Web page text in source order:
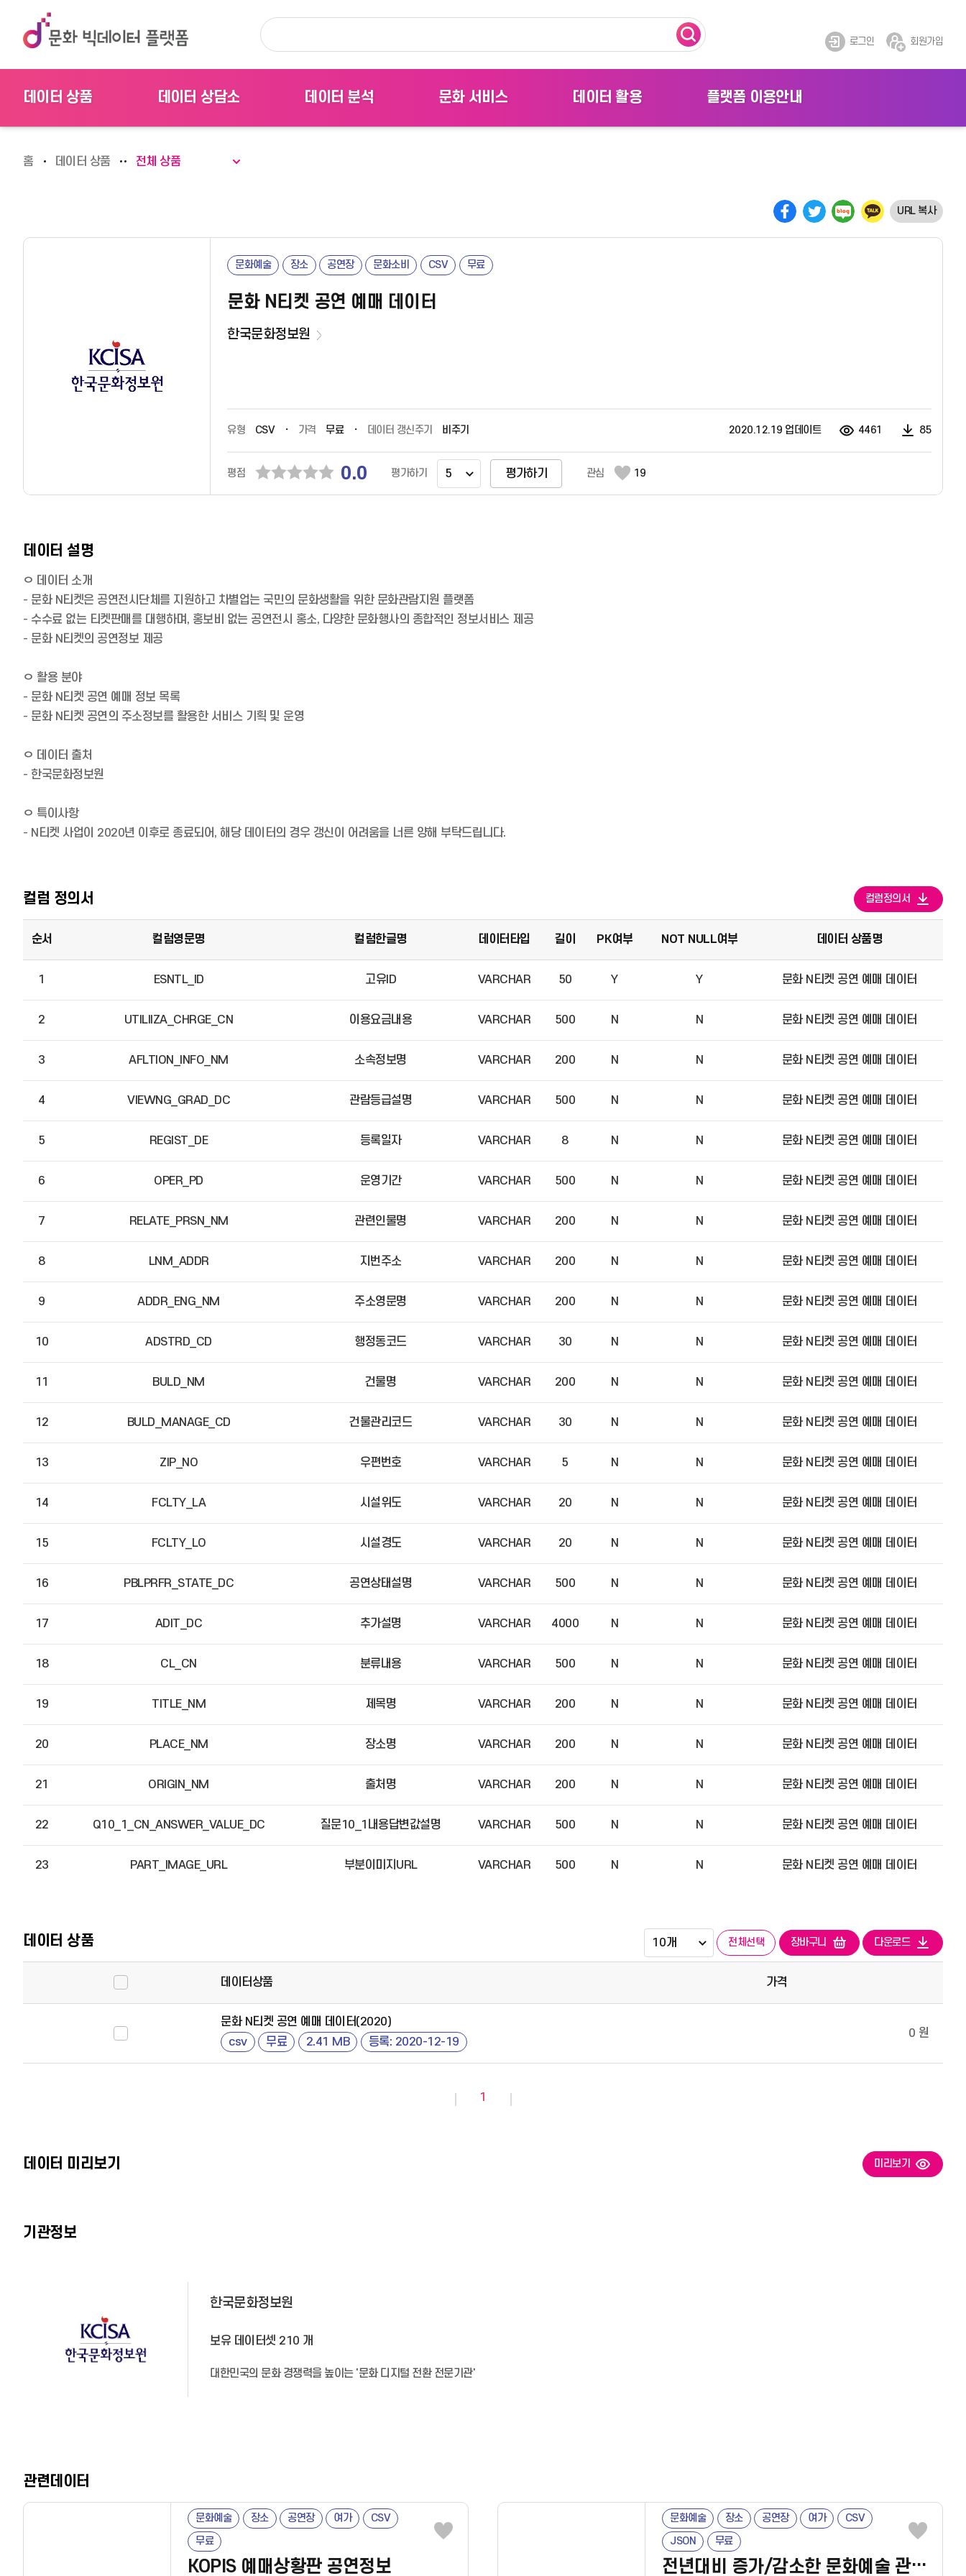
로그인 회원가입
데이터 상품
데이터 리포트
데이터 상담소
데이터 문의
데이터 분석 문화 서비스 데이터 활용 플랫폼 이용안내
홈 데이터 상품 전체 상품
URL 복사
문화예술 장소 공연장 문화소비 CSV 무료
문화 N티켓 공연 예매 데이터
한국문화정보원
유형 CSV 가격 무료 데이터 갱신주기 비주기 2020.12.19 업데이트 4461 85
평점 0.0 평가하기 평가하기 관심 19
데이터 설명
ㅇ 데이터 소개
- 문화 N티켓은 공연전시단체를 지원하고 차별업는 국민의 문화생활을 위한 문화관람지원 플랫폼
- 수수료 없는 티켓판매를 대행하며, 홍보비 없는 공연전시 홍소, 다양한 문화행사의 종합적인 정보서비스 제공
- 문화 N티켓의 공연정보 제공
ㅇ 활용 분야
- 문화 N티켓 공연 예매 정보 목록
- 문화 N티켓 공연의 주소정보를 활용한 서비스 기획 및 운영
ㅇ 데이터 출처
- 한국문화정보원
ㅇ 특이사항
- N티켓 사업이 2020년 이후로 종료되어, 해당 데이터의 경우 갱신이 어려움을 너른 양해 부탁드립니다.
컬럼 정의서 컬럼정의서
순서 컬럼영문명 컬럼한글명 데이터타입 길이 PK여부 NOT NULL여부 데이터 상품명
1 ESNTL_ID 고유ID VARCHAR 50 Y Y 문화 N티켓 공연 예매 데이터
2 UTILIIZA_CHRGE_CN 이용요금내용 VARCHAR 500 N N 문화 N티켓 공연 예매 데이터
3 AFLTION_INFO_NM 소속정보명 VARCHAR 200 N N 문화 N티켓 공연 예매 데이터
4 VIEWNG_GRAD_DC 관람등급설명 VARCHAR 500 N N 문화 N티켓 공연 예매 데이터
5 REGIST_DE 등록일자 VARCHAR 8 N N 문화 N티켓 공연 예매 데이터
6 OPER_PD 운영기간 VARCHAR 500 N N 문화 N티켓 공연 예매 데이터
7 RELATE_PRSN_NM 관련인물명 VARCHAR 200 N N 문화 N티켓 공연 예매 데이터
8 LNM_ADDR 지번주소 VARCHAR 200 N N 문화 N티켓 공연 예매 데이터
9 ADDR_ENG_NM 주소영문명 VARCHAR 200 N N 문화 N티켓 공연 예매 데이터
10 ADSTRD_CD 행정동코드 VARCHAR 30 N N 문화 N티켓 공연 예매 데이터
11 BULD_NM 건물명 VARCHAR 200 N N 문화 N티켓 공연 예매 데이터
12 BULD_MANAGE_CD 건물관리코드 VARCHAR 30 N N 문화 N티켓 공연 예매 데이터
13 ZIP_NO 우편번호 VARCHAR 5 N N 문화 N티켓 공연 예매 데이터
14 FCLTY_LA 시설위도 VARCHAR 20 N N 문화 N티켓 공연 예매 데이터
15 FCLTY_LO 시설경도 VARCHAR 20 N N 문화 N티켓 공연 예매 데이터
16 PBLPRFR_STATE_DC 공연상태설명 VARCHAR 500 N N 문화 N티켓 공연 예매 데이터
17 ADIT_DC 추가설명 VARCHAR 4000 N N 문화 N티켓 공연 예매 데이터
18 CL_CN 분류내용 VARCHAR 500 N N 문화 N티켓 공연 예매 데이터
19 TITLE_NM 제목명 VARCHAR 200 N N 문화 N티켓 공연 예매 데이터
20 PLACE_NM 장소명 VARCHAR 200 N N 문화 N티켓 공연 예매 데이터
21 ORIGIN_NM 출처명 VARCHAR 200 N N 문화 N티켓 공연 예매 데이터
22 Q10_1_CN_ANSWER_VALUE_DC 질문10_1내용답변값설명 VARCHAR 500 N N 문화 N티켓 공연 예매 데이터
23 PART_IMAGE_URL 부분이미지URL VARCHAR 500 N N 문화 N티켓 공연 예매 데이터
데이터 상품 전체선택 장바구니 다운로드
데이터상품 가격
문화 N티켓 공연 예매 데이터(2020)
csv
무료 2.41 MB 등록: 2020-12-19
0 원
1
데이터 미리보기 미리보기
기관정보
한국문화정보원
보유 데이터셋 210 개
대한민국의 문화 경쟁력을 높이는 '문화 디지털 전환 전문기관'
관련데이터
문화예술 장소 공연장 여가
CSV
무료
KOPIS 예매상황판 공연정보
문화예술 장소 공연장 여가
CSV
JSON
무료
전년대비 증가/감소한 문화예술 관람활동